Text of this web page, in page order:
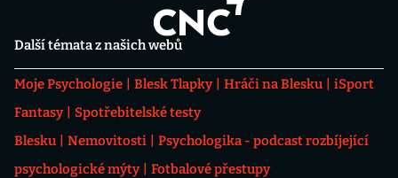
Další témata z našich webů
Moje Psychologie Blesk Tlapky Hráči na Blesku
iSport
Fantasy
Spotřebitelské testy
Blesku
Nemovitosti
Psychologika - podcast rozbíjející
psychologické mýty
Fotbalové přestupy